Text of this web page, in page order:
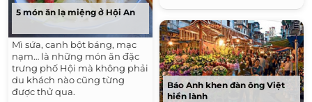
5 món ăn lạ miệng ở Hội An
Mì sứa, canh bột báng, mạc
nạm… là những món ăn đặc
trưng phố Hội mà không phải
du khách nào cũng từng
được thử qua.
Báo Anh khen đàn ông Việt
hiền lành